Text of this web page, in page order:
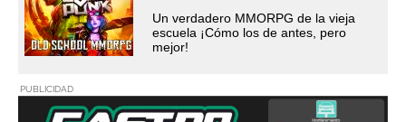
Un verdadero MMORPG de la vieja
escuela ¡Cómo los de antes, pero
mejor!
PUBLICIDAD